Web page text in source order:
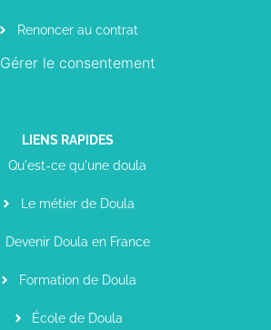
Renoncer au contrat
Gérer le consentement
LIENS RAPIDES
Qu'est-ce qu'une doula
Le métier de Doula
Devenir Doula en France
Formation de Doula
École de Doula